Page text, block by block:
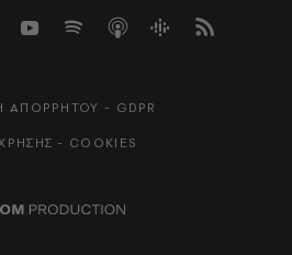
ΑΠΟΡΡΗΤΟΥ - GDPR
- COOKIES